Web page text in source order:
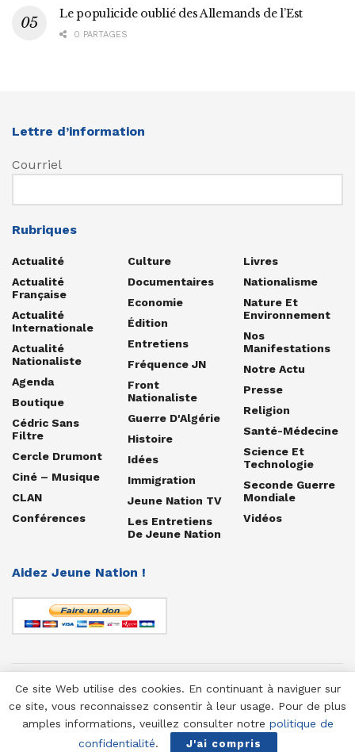
Le populicide oublié des Allemands de l’Est
0 PARTAGES
Lettre d’information
Courriel
Rubriques
Actualité
Actualité
Française
Actualité
Internationale
Actualité
Nationaliste
Agenda
Boutique
Cédric Sans
Filtre
Cercle Drumont
Ciné – Musique
CLAN
Conférences
Culture
Documentaires
Economie
Édition
Entretiens
Fréquence JN
Front
Nationaliste
Guerre D'Algérie
Histoire
Idées
Immigration
Jeune Nation TV
Les Entretiens
De Jeune Nation
Livres
Nationalisme
Nature Et
Environnement
Nos
Manifestations
Notre Actu
Presse
Religion
Santé-Médecine
Science Et
Technologie
Seconde Guerre
Mondiale
Vidéos
Aidez Jeune Nation !
© 1958-2025 Jeune Nation
Ce site Web utilise des cookies. En continuant à naviguer sur
ce site, vous reconnaissez consentir à leur usage. Pour de plus
amples informations, veuillez consulter notre politique de
confidentialité. J'ai compris